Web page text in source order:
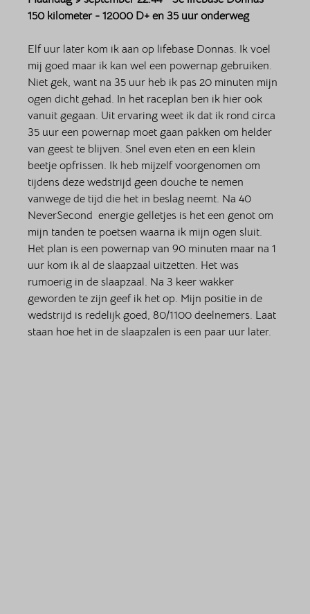
150 kilometer - 12000 D+ en 35 uur onderweg
Elf uur later kom ik aan op lifebase Donnas. Ik voel
mij goed maar ik kan wel een powernap gebruiken.
Niet gek, want na 35 uur heb ik pas 20 minuten mijn
ogen dicht gehad. In het raceplan ben ik hier ook
vanuit gegaan. Uit ervaring weet ik dat ik rond circa
35 uur een powernap moet gaan pakken om helder
van geest te blijven. Snel even eten en een klein
beetje opfrissen. Ik heb mijzelf voorgenomen om
tijdens deze wedstrijd geen douche te nemen
vanwege de tijd die het in beslag neemt. Na 40
NeverSecond  energie gelletjes is het een genot om
mijn tanden te poetsen waarna ik mijn ogen sluit.
Het plan is een powernap van 90 minuten maar na 1
uur kom ik al de slaapzaal uitzetten. Het was
rumoerig in de slaapzaal. Na 3 keer wakker
geworden te zijn geef ik het op. Mijn positie in de
wedstrijd is redelijk goed, 80/1100 deelnemers. Laat
staan hoe het in de slaapzalen is een paar uur later.